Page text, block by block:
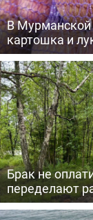
В Мурманской
картошка и
Брак не
переделают